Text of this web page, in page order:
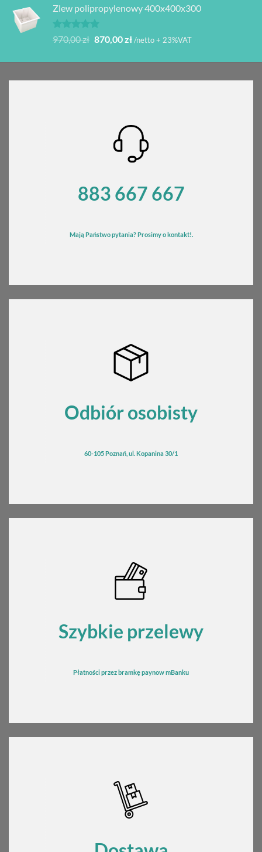
Zlew polipropylenowy 400x400x300
Oceniono
na 5
970,00zł Pierwotna
wynosiła:
870,00złAktualna
wynosi:
/netto + 23%VAT
883 667 667
Mają Państwo pytania? Prosimy o kontakt!.
Odbiór osobisty
60-105 Poznań, ul. Kopanina 30/1
Szybkie przelewy
Płatności przez bramkępaynow mBanku